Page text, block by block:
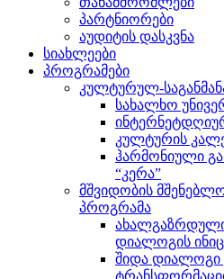
პარტნიორები
აუდიტის დასკვნა
სიახლეები
პროგრამები
კულტურულ-
სახალხო
კულტურის
ჰარმონიული
“კერა”
მშვიდობის
პროგრამა
დიალოგის
შიდა დიალოგი